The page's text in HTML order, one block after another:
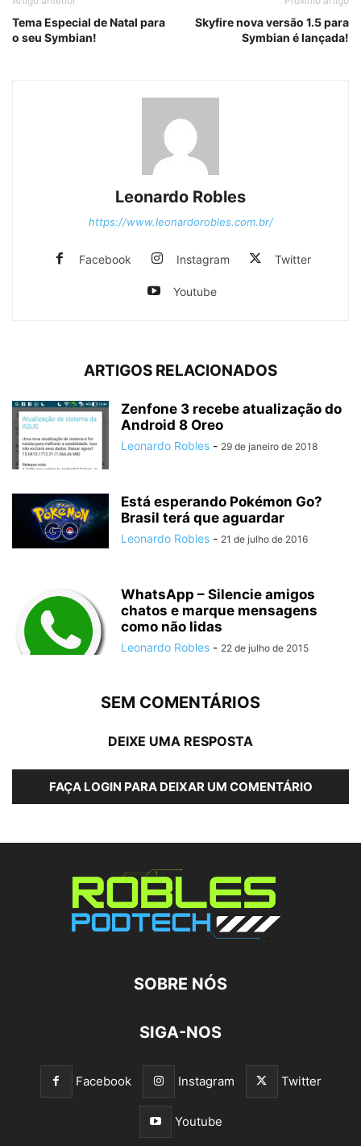
Tema Especial de Natal para
o seu Symbian!
Skyfire nova versão 1.5 para
Symbian é lançada!
Leonardo Robles
https://www.leonardorobles.com.br/
Facebook Instagram Twitter
Youtube
ARTIGOS RELACIONADOS
Zenfone 3 recebe atualização do
Android 8 Oreo
Leonardo Robles - 29 de janeiro de 2018
Está esperando Pokémon Go?
Brasil terá que aguardar
Leonardo Robles - 21 de julho de 2016
WhatsApp – Silencie amigos
chatos e marque mensagens
como não lidas
Leonardo Robles - 22 de julho de 2015
SEM COMENTÁRIOS
DEIXE UMA RESPOSTA
FAÇA LOGIN PARA DEIXAR UM COMENTÁRIO
SOBRE NÓS
SIGA-NOS
Facebook Instagram Twitter
Youtube